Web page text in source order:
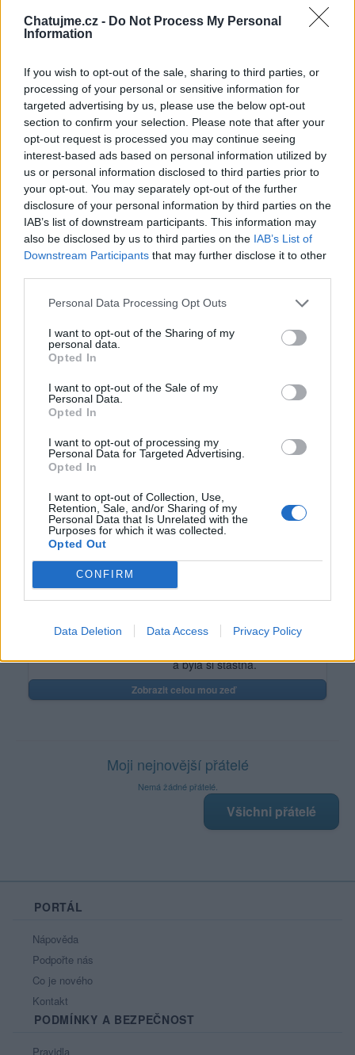
Chatujme.cz - Do Not Process My Personal
Information
If you wish to opt-out of the sale, sharing to third parties, or
processing of your personal or sensitive information for
targeted advertising by us, please use the below opt-out
section to confirm your selection. Please note that after your
opt-out request is processed you may continue seeing
interest-based ads based on personal information utilized by
us or personal information disclosed to third parties prior to
your opt-out. You may separately opt-out of the further
disclosure of your personal information by third parties on the
IAB’s list of downstream participants. This information may
also be disclosed by us to third parties on the IAB’s List of
Downstream Participants that may further disclose it to other
Personal Data Processing Opt Outs
I want to opt-out of the Sharing of my
personal data.
Opted In
I want to opt-out of the Sale of my
Personal Data.
Opted In
I want to opt-out of processing my
Personal Data for Targeted Advertising.
Opted In
I want to opt-out of Collection, Use,
Retention, Sale, and/or Sharing of my
Personal Data that Is Unrelated with the
Purposes for which it was collected.
Opted Out
CONFIRM
Data Deletion Data Access Privacy Policy
Neověřený profil
Tento uživatel zatím neprokázal svou identitu ověřovací
fotografií. U neověřených profilů nelze zaručit, že fotografie a
údaje odpovídají skutečné osobě.
Věk: 36
Kontakt
Napsat uživateli vzkaz
Online: Není nikde online
Prochatováno: 68.85 hod.
Líbí se:1
Poslední 3 příspěvky na mé zdi
Máš můj obdiv za to, že nepřemrháš
svoje mládí a čas trávením
nikam nevedou. Přeji ti aby se ti
a byla si šťastná.
Zobrazit celou mou zeď
Moji nejnovější přátelé
Nemá žádné přátelé.
Všichni přátelé
PORTÁL
Nápověda
Podpořte nás
Co je nového
Kontakt
PODMÍNKY A BEZPEČNOST
Pravidla